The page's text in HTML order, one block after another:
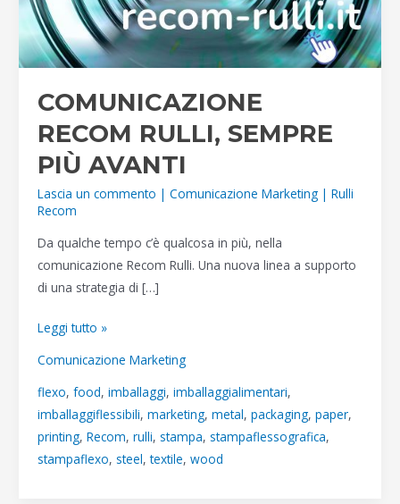
COMUNICAZIONE
RECOM RULLI, SEMPRE
PIÙ AVANTI
Lascia un commento | Comunicazione Marketing| Rulli
Recom
Da qualche tempo c’è qualcosa in più, nella
comunicazione Recom Rulli. Una nuova linea a supporto
di una strategia di […]
COMUNICAZIONE
SEMPRE
PIÙ
AVANTI
Leggi tutto »
Comunicazione Marketing
flexo, food, imballaggi, imballaggialimentari,
imballaggiflessibili, marketing, metal, packaging, paper,
printing, Recom, rulli, stampa, stampaflessografica,
stampaflexo, steel,textile, wood